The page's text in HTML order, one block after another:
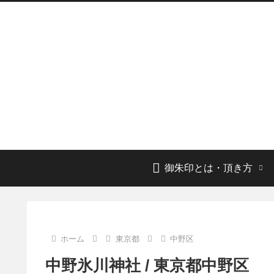
御朱印とは・頂き方
ホーム 東京都 中野区
中野氷川神社 / 東京都中野区